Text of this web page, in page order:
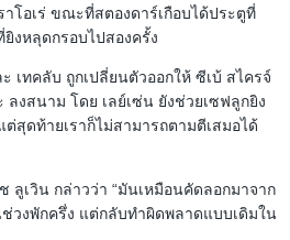
โอเร่ ขณะที่สตองดาร์เกือบได้ประตูที่
งหลุดกรอบไปสองครั้ง
เทคลับ ถูกเปลี่ยนตัวออกให้ ซีเบ้ สไครจ์
ลงสนาม โดย เลย์เซ่น ยังช่วยเซฟลูกยิง
สุดท้ายเราก็ไม่สามารถตามตีเสมอได้
ลูเวิน กล่าวว่า “มันเหมือนคัดลอกมาจาก
วงพักครึ่ง แต่กลับทำผิดพลาดแบบเดิมใน